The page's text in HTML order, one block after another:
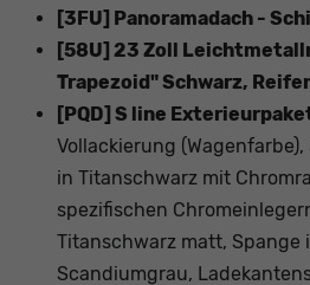
[3FU] Panoramadach -
[58U] 23 Zoll
Trapezoid" Schwarz,
[PQD] S line
Vollackierung
in Titanschwarz mit
spezifischen
Titanschwarz matt, Spange
Scandiumgrau,